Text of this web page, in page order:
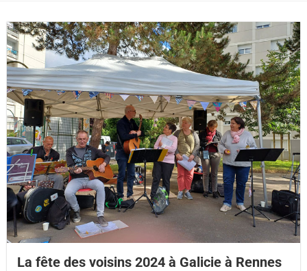
La fête des voisins 2024 à Galicie à Rennes